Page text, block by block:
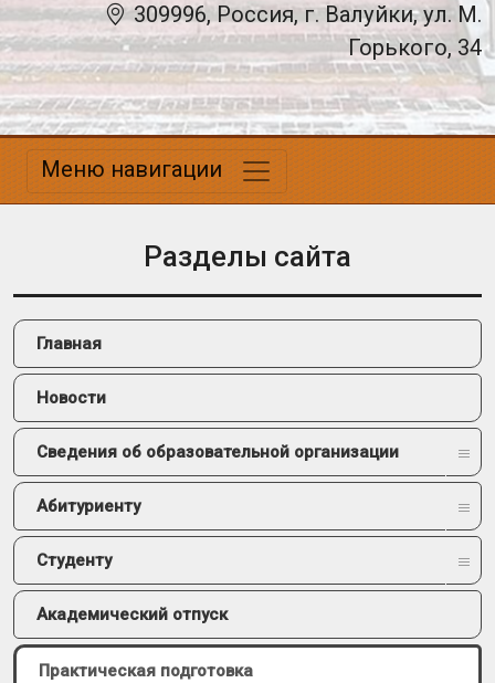
309996, Россия, г. Валуйки, ул. М.
Горького, 34
Меню навигации
Разделы сайта
Главная
Новости
Сведения об образовательной организации
Абитуриенту
Студенту
Академический отпуск
Практическая подготовка